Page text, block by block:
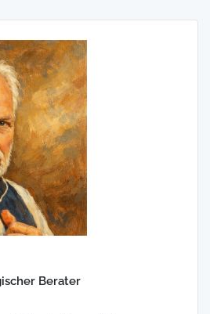
Berater